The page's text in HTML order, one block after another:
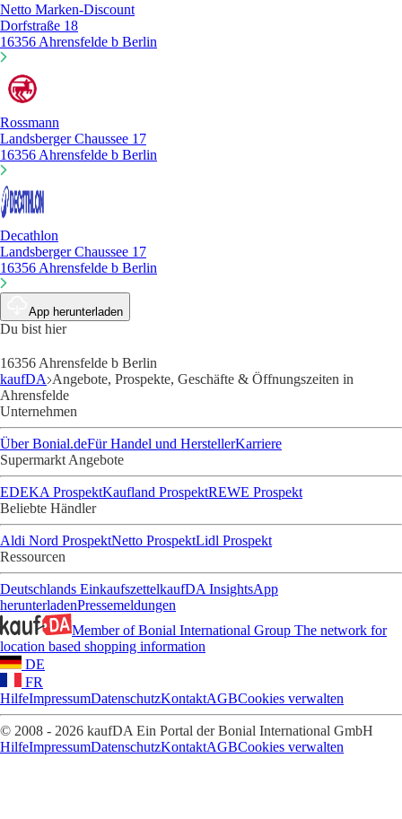
Netto Marken-Discount
Dorfstraße 18
16356 Ahrensfelde b Berlin
Rossmann
Landsberger Chaussee 17
16356 Ahrensfelde b Berlin
Decathlon
Landsberger Chaussee 17
16356 Ahrensfelde b Berlin
App herunterladen
Du bist hier
16356 Ahrensfelde b Berlin
kaufDA Angebote, Prospekte, Geschäfte & Öffnungszeiten in
Ahrensfelde
Unternehmen
Über Bonial.deFür Handel und HerstellerKarriere
Supermarkt Angebote
EDEKA ProspektKaufland ProspektREWE Prospekt
Beliebte Händler
Aldi Nord ProspektNetto ProspektLidl Prospekt
Ressourcen
Deutschlands EinkaufszettelkaufDA InsightsApp
herunterladenPressemeldungen
Member of Bonial International Group The network for
location based shopping information
DE
FR
HilfeImpressumDatenschutzKontaktAGBCookies verwalten
© 2008 - 2026 kaufDA Ein Portal der Bonial International GmbH
HilfeImpressumDatenschutzKontaktAGBCookies verwalten